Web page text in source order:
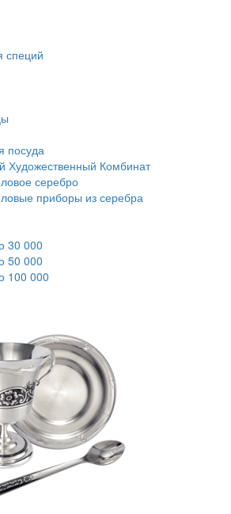
специй
посуда
Художественный Комбинат
серебро
приборы из серебра
30 000
50 000
100 000